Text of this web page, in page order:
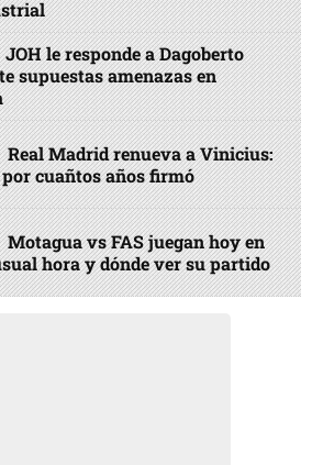
JOH le responde a Dagoberto
supuestas amenazas en
Real Madrid renueva a Vinicius:
cuañtos años firmó
Motagua vs FAS juegan hoy en
hora y dónde ver su partido